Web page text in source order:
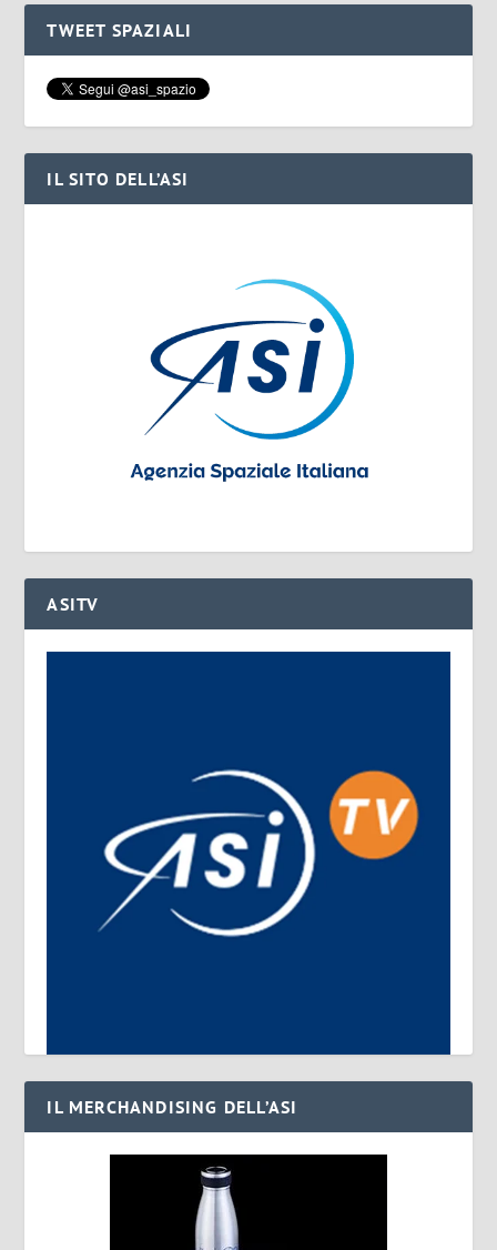
TWEET SPAZIALI
IL SITO DELL’ASI
ASITV
IL MERCHANDISING DELL’ASI